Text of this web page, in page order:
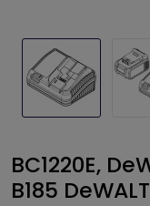
BC1220E,
B185